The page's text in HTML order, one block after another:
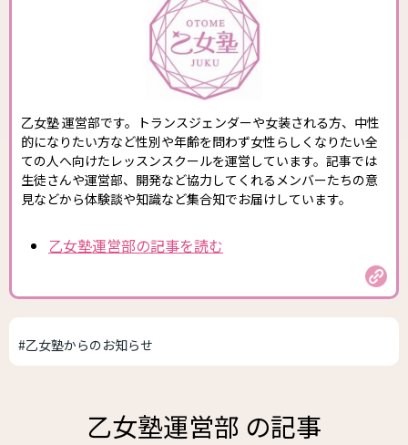
乙女塾 運営部です。トランスジェンダーや女装される方、中性
的になりたい方など性別や年齢を問わず女性らしくなりたい全
ての人へ向けたレッスンスクールを運営しています。記事では
生徒さんや運営部、開発など協力してくれるメンバーたちの意
見などから体験談や知識など集合知でお届けしています。
乙女塾運営部の記事を読む
#乙女塾からのお知らせ
乙女塾運営部 の記事